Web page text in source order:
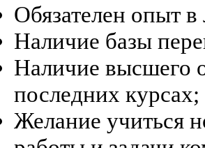
Обязателен опыт
Наличие базы
Наличие высшего
последних курсах;
Желание учиться